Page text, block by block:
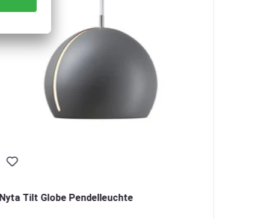
Nyta Tilt Globe Pendelleuchte